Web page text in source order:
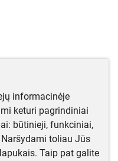
informacinėje
keturi pagrindiniai
būtinieji, funkciniai,
toliau Jūs
Taip pat galite